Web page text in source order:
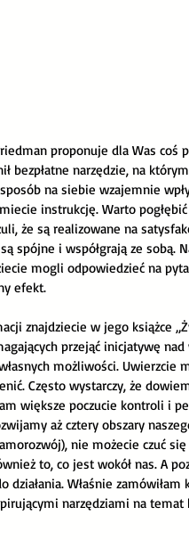
proponuje dla Was coś
narzędzie, na
na siebie wzajemnie
instrukcję. Warto
że są realizowane na
spójne i współgrają ze sobą.
mogli odpowiedzieć na
efekt.
znajdziecie w jego książce
przejąć inicjatywę nad
możliwości. Uwierzcie
Często wystarczy, że
większe poczucie kontroli i
aż cztery obszary
nie możecie czuć
to, co jest wokół nas. A
Właśnie zamówiłam
narzędziami na temat